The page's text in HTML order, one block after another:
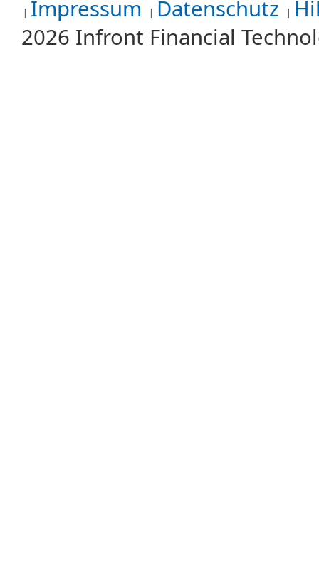
Impressum Datenschutz
2026 Infront Financial